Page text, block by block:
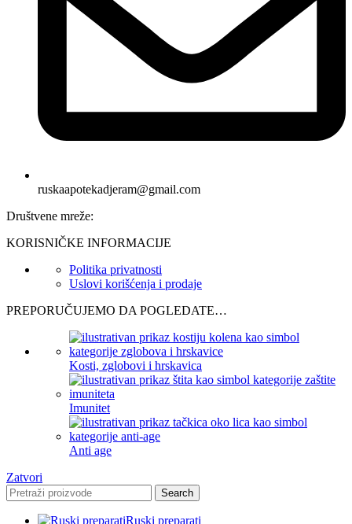
ruskaapotekadjeram@gmail.com
Društvene mreže:
KORISNIČKE INFORMACIJE
Politika privatnosti
Uslovi korišćenja i prodaje
PREPORUČUJEMO DA POGLEDATE…
Kosti, zglobovi i hrskavica
Imunitet
Anti age
Zatvori
Search
Ruski preparati